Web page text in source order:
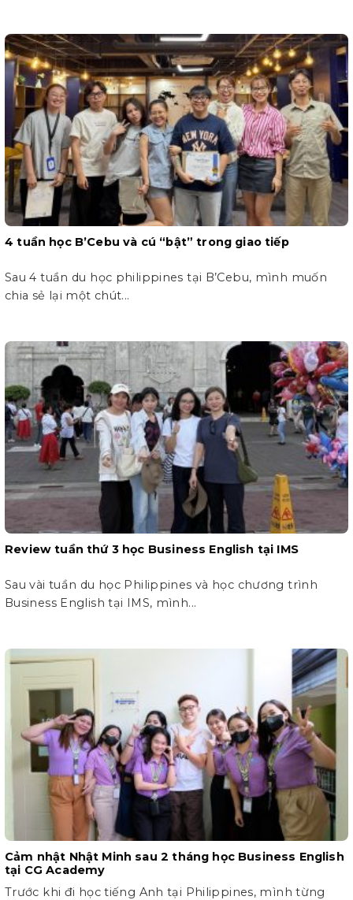
4 tuần học B’Cebu và cú “bật” trong giao tiếp
Sau 4 tuần du học philippines tại B’Cebu, mình muốn
chia sẻ lại một chút...
Review tuần thứ 3 học Business English tại IMS
Sau vài tuần du học Philippines và học chương trình
Business English tại IMS, mình...
Cảm nhật Nhật Minh sau 2 tháng học Business English
tại CG Academy
Trước khi đi học tiếng Anh tại Philippines, mình từng